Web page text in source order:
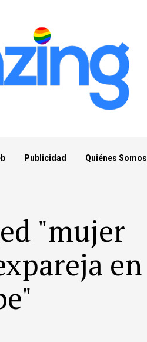
Publicidad Quiénes Somos
"mujer
en